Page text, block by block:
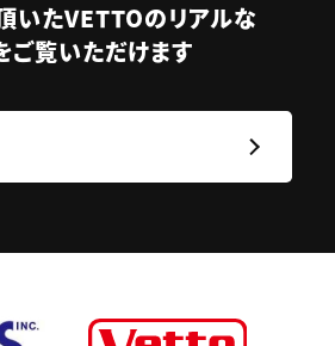
いたVETTOのリアルな
ご覧いただけます